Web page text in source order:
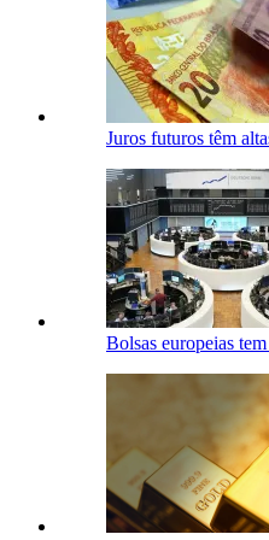
Juros futuros têm
Bolsas europeias